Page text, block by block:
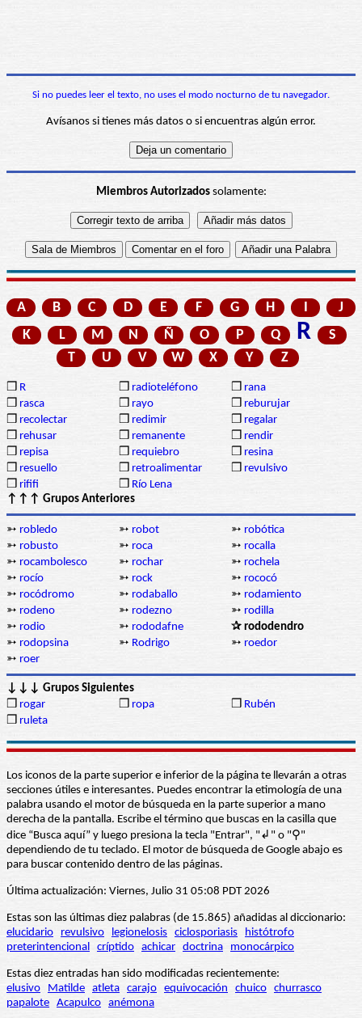
Si no puedes leer el texto, no uses el modo nocturno de tu navegador.
Avísanos si tienes más datos o si encuentras algún error.
Miembros Autorizadossolamente:
A B C D E F G H I
J
K
L M N Ñ O P Q R
S
T
U V W X Y Z
❒ R ❒ radioteléfono ❒ rana
❒ rasca ❒ rayo ❒ reburujar
❒ recolectar ❒ redimir ❒ regalar
❒ rehusar ❒ remanente ❒ rendir
❒ repisa ❒ requiebro ❒ resina
❒ resuello ❒ retroalimentar ❒ revulsivo
❒ rififi ❒ Río Lena
↑↑↑ Grupos Anteriores
➳ robledo ➳ robot ➳ robótica
➳ robusto ➳ roca ➳ rocalla
➳ rocambolesco ➳ rochar ➳ rochela
➳ rocío ➳ rock ➳ rococó
➳ rocódromo ➳ rodaballo ➳ rodamiento
➳ rodeno ➳ rodezno ➳ rodilla
➳ rodio ➳ rododafne
✰ rododendro
➳ rodopsina ➳ Rodrigo ➳ roedor
➳ roer
↓↓↓ Grupos Siguientes
❒ rogar ❒ ropa ❒ Rubén
❒ ruleta
Los iconos de la parte superior e inferior de la página te llevarán a otras
secciones útiles e interesantes. Puedes encontrar la etimología de una
palabra usando el motor de búsqueda en la parte superior a mano
derecha de la pantalla. Escribe el término que buscas en la casilla que
dice “Busca aquí” y luego presiona la tecla "Entrar", "↲" o "⚲"
dependiendo de tu teclado. El motor de búsqueda de Google abajo es
para buscar contenido dentro de las páginas.
Última actualización: Viernes, Julio 31 05:08 PDT 2026
Estas son las últimas diez palabras (de 15.865) añadidas al diccionario:
elucidario
revulsivo legionelosis ciclosporiasis
histótrofo
preterintencional críptido achicar doctrina monocárpico
Estas diez entradas han sido modificadas recientemente:
elusivo
Matilde atleta carajo equivocación chuico churrasco
papalote Acapulco anémona